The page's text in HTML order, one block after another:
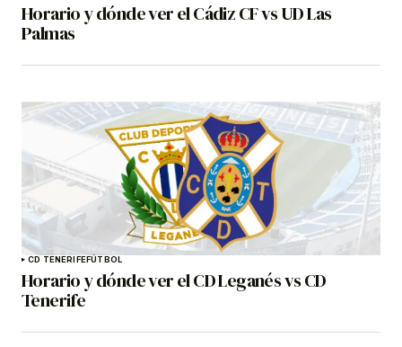
Horario y dónde ver el Cádiz CF vs UD Las
Palmas
CD TENERIFEFÚTBOL
Horario y dónde ver el CD Leganés vs CD
Tenerife